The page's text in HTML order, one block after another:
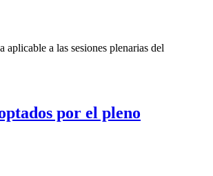
aplicable a las sesiones plenarias del
por el pleno